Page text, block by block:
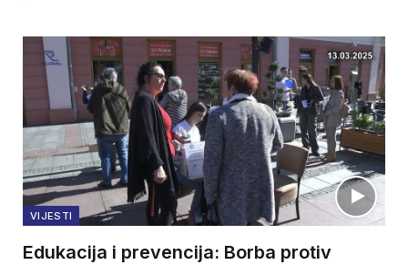
VIJESTI
Edukacija i prevencija: Borba protiv